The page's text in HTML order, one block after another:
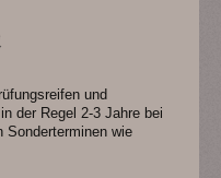
und
der Regel 2-3 Jahre bei
Sonderterminen wie